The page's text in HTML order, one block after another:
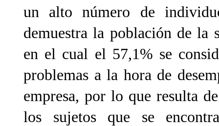
un alto número de
demuestra la población de la
en el cual el 57,1% se
problemas a la hora de
empresa, por lo que resulta
los sujetos que se